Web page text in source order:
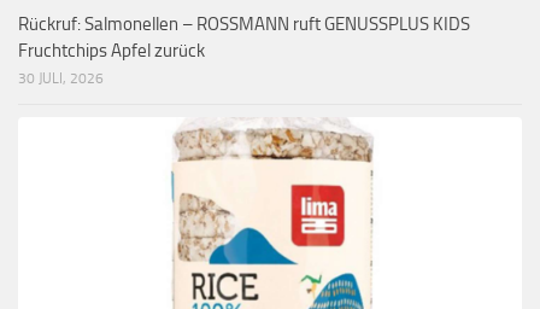
Rückruf: Salmonellen – ROSSMANN ruft GENUSSPLUS KIDS
Fruchtchips Apfel zurück
30 JULI, 2026